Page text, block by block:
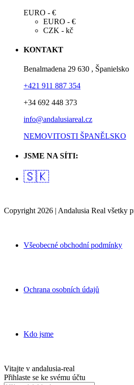
Prodej
K dispozici
EURO - €
EURO - €
CZK - kč
KONTAKT
Benalmadena 29 630 , Španielsko
+421 911 887 354
+34 692 448 373
info@andalusiareal.cz
NEMOVITOSTI ŠPANĚLSKO
JSME NA SÍTI:
🇸🇰
Copyright 2026 | Andalusia Real všetky
Všeobecné obchodní podmínky
Ochrana osobních údajů
Kdo jsme
Vitajte v andalusia-real
Přihlaste se ke svému účtu